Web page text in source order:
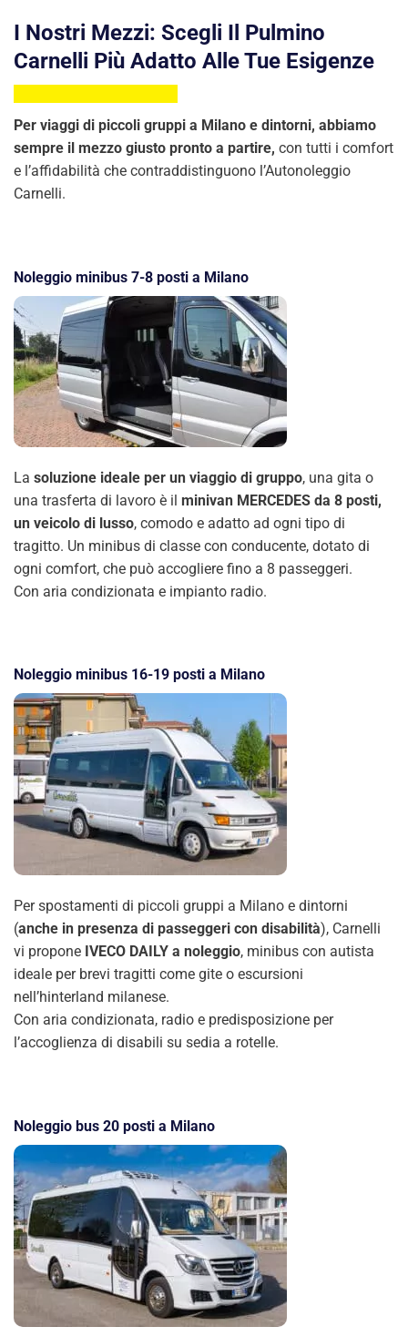
I Nostri Mezzi: Scegli Il Pulmino
Carnelli Più Adatto Alle Tue Esigenze
Per viaggi di piccoli gruppi a Milano e dintorni, abbiamo
sempre il mezzo giusto pronto a partire, con tutti i comfort
e l’affidabilità che contraddistinguono l’Autonoleggio
Carnelli.
Noleggio minibus 7-8 posti a Milano
La soluzione ideale per un viaggio di gruppo, una gita o
una trasferta di lavoro è il minivan MERCEDES da 8 posti,
un veicolo di lusso, comodo e adatto ad ogni tipo di
tragitto. Un minibus di classe con conducente, dotato di
ogni comfort, che può accogliere fino a 8 passeggeri.
Con aria condizionata e impianto radio.
Noleggio minibus 16-19 posti a Milano
Per spostamenti di piccoli gruppi a Milano e dintorni
(anche in presenza di passeggeri con disabilità), Carnelli
vi propone IVECO DAILY a noleggio, minibus con autista
ideale per brevi tragitti come gite o escursioni
nell’hinterland milanese.
Con aria condizionata, radio e predisposizione per
l’accoglienza di disabili su sedia a rotelle.
Noleggio bus 20 posti a Milano